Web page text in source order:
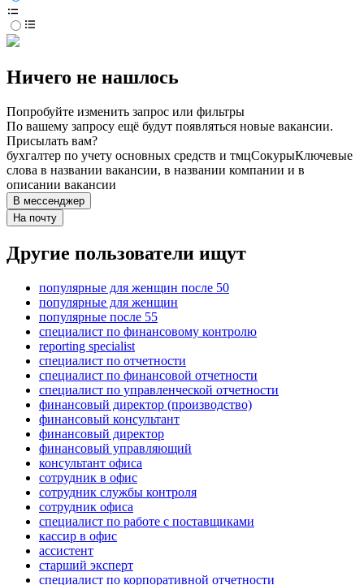
Ничего не нашлось
Попробуйте изменить запрос или фильтры
По вашему запросу ещё будут появляться новые вакансии.
Присылать вам?
бухгалтер по учету основных средств и тмцСокурыКлючевые
слова в названии вакансии, в названии компании и в
описании вакансии
В мессенджер
На почту
Другие пользователи ищут
популярные для женщин после 50
популярные для женщин
популярные после 55
специалист по финансовому контролю
reporting specialist
специалист по отчетности
специалист по финансовой отчетности
специалист по управленческой отчетности
финансовый директор (производство)
финансовый консультант
финансовый директор
финансовый управляющий
консультант офиса
сотрудник в офис
сотрудник службы контроля
сотрудник офиса
специалист по работе с поставщиками
кассир в офис
ассистент
старший эксперт
специалист по корпоративной отчетности